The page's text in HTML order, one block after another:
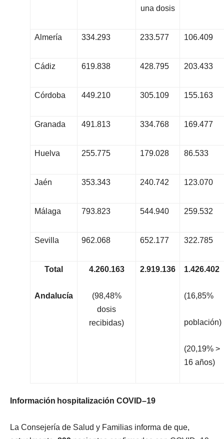
una dosis
Almería 334.293 233.577 106.409
Cádiz 619.838 428.795 203.433
Córdoba 449.210 305.109 155.163
Granada 491.813 334.768 169.477
Huelva 255.775 179.028 86.533
Jaén 353.343 240.742 123.070
Málaga 793.823 544.940 259.532
Sevilla 962.068 652.177 322.785
Tota
Anda ucía
4.260.163
(98,48%
dosis
recibidas)
2.919.136 1.426.402
(16,85%
población)
(20,19% >
16 años)
nformación hospita lización COV D–19
La Consejería de Sa ud y Familias informa de que,